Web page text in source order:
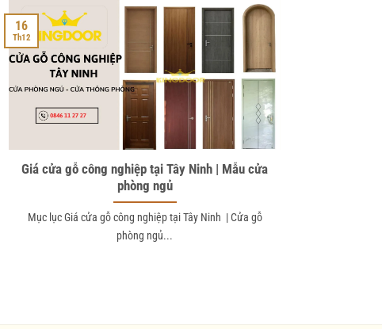
Giá cửa gỗ công nghiệp tại Tây Ninh | Mẫu cửa
phòng ngủ
Mục lục Giá cửa gỗ công nghiệp tại Tây Ninh | Cửa gỗ
phòng ngủ...
16
Th12